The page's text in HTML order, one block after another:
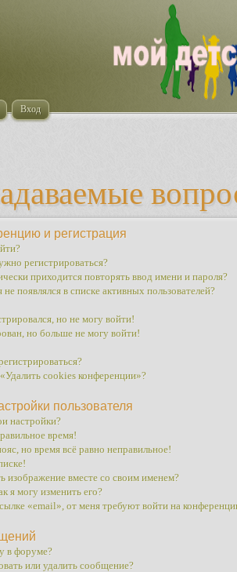
Вход
и регистрация
регистрироваться?
приходится повторять ввод имени и пароля?
появлялся в списке активных пользователей?
но не могу войти!
но больше не могу войти!
cookies конференции»?
пользователя
настройки?
время!
но время всё равно неправильное!
изображение вместе со своим именем?
я могу изменить его?
«email», от меня требуют войти на
в форуме?
или удалить сообщение?